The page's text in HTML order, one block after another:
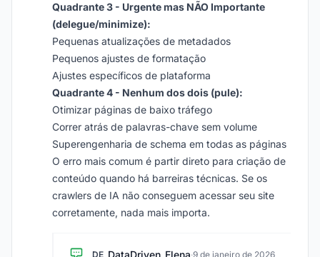
Quadrante 3 - Urgente mas NÃO Importante
(delegue/minimize):
Pequenas atualizações de metadados
Pequenos ajustes de formatação
Ajustes específicos de plataforma
Quadrante 4 - Nenhum dos dois (pule):
Otimizar páginas de baixo tráfego
Correr atrás de palavras-chave sem volume
Superengenharia de schema em todas as páginas
O erro mais comum é partir direto para criação de
conteúdo quando há barreiras técnicas. Se os
crawlers de IA não conseguem acessar seu site
corretamente, nada mais importa.
DE DataDriven_Elena·9 de janeiro de 2026